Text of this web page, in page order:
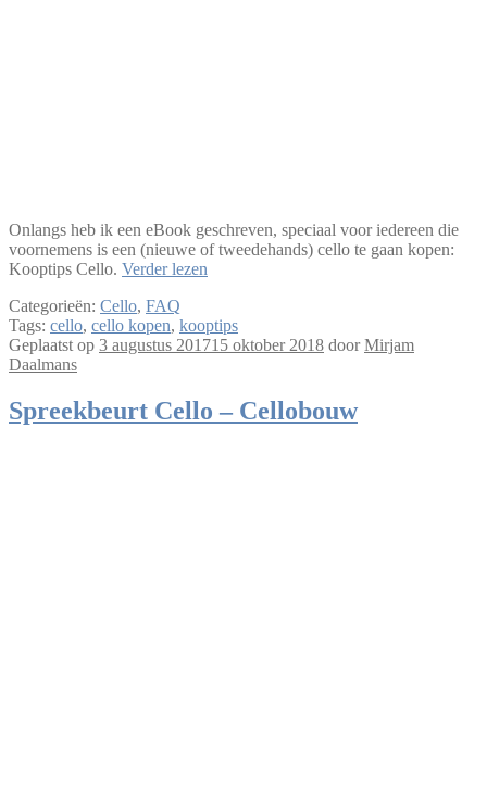
Onlangs heb ik een eBook geschreven, speciaal voor iedereen die
voornemens is een (nieuwe of tweedehands) cello te gaan kopen:
Kooptips Cello. Verder lezen
Categorieën: Cello, FAQ
Tags: cello, cello kopen, kooptips
Geplaatst op 3 augustus 201715 oktober 2018 doorMirjam
Daalmans
Spreekbeurt Cello – Cellobouw